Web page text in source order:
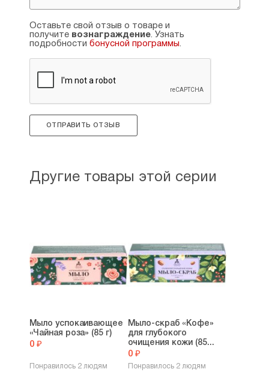
Страна производитель: Россия, Ставропольский
край.
Оставьте свой отзыв о товаре и
получите вознаграждение. Узнать
подробности бонусной программы.
ОТПРАВИТЬ ОТЗЫВ
Другие товары этой серии
Мыло успокаивающее
«Чайная роза» (85 г)
0 ₽
Понравилось 2 людям
Мыло-скраб «Кофе»
для глубокого
очищения кожи (85...
0 ₽
Понравилось 2 людям